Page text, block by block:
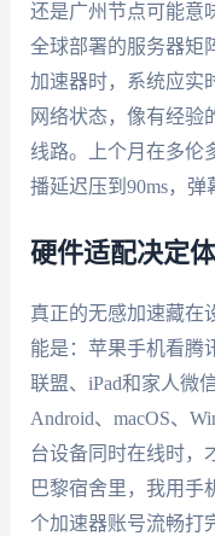
还是广州节点可能意
全球部署的服务器矩
加速器时，系统应实
网络状态，像有经验
线路。上个月在多伦
播延迟压到90ms，弹
硬件适配决定
真正的无感加速藏在
能是：苹果手机看腾
联盟、iPad和家人微
Android、macOS、
台设备同时在线时，
巴黎宿舍里，我用手
个加速器账号流畅打